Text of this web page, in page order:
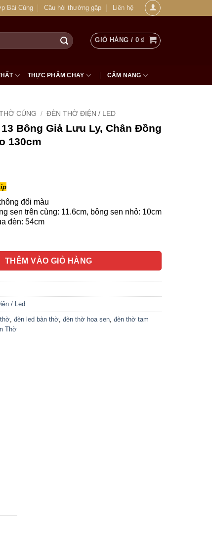
Bài Cúng Câu hỏi thường gặp Liên hệ
GIỎ HÀNG / 0₫
THỰC PHẨM CHAY CẨM NANG
CÚNG / ĐÈN THỜ ĐIỆN / LED
Bông Giả Lưu Ly, Chân Đồng
130cm
đổi màu
sen trên cùng: 11.6cm, bông sen nhỏ: 10cm
đèn: 54cm
Giả Lưu Ly, Chân Đồng Hợp Kim, Cao 130cm số lượng
THÊM VÀO GIỎ HÀNG
/ Led
, đèn led bàn thờ, đèn thờ hoa sen, đèn thờ tam
Thờ